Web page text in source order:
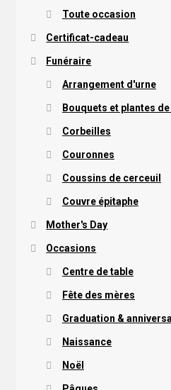
Toute occasion
Certificat-cadeau
Funéraire
Arrangement d'urne
Bouquets et plantes
Corbeilles
Couronnes
Coussins de cerceuil
Couvre épitaphe
Mother's Day
Occasions
Centre de table
Fête des mères
Graduation &
Naissance
Noël